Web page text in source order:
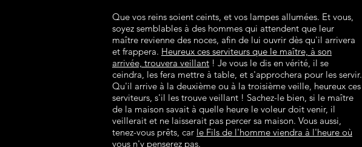
Que vos reins soient ceints, et vos lampes allumées. Et vous,
soyez semblables à des hommes qui attendent que leur
maître revienne des noces, afin de lui ouvrir dès qu'il arrivera
et frappera. Heureux ces serviteurs que le maître, à son
arrivée, trouvera veillant ! Je vous le dis en vérité, il se
ceindra, les fera mettre à table, et s'approchera pour les servir.
Qu'il arrive à la deuxième ou à la troisième veille, heureux ces
serviteurs, s'il les trouve veillant ! Sachez-le bien, si le maître
de la maison savait à quelle heure le voleur doit venir, il
veillerait et ne laisserait pas percer sa maison. Vous aussi,
tenez-vous prêts, car le Fils de l'homme viendra à l'heure où
vous n'y penserez pas.